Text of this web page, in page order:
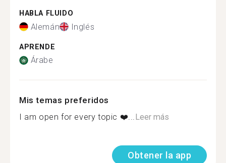
HABLA FLUIDO
Alemán Inglés
APRENDE
Árabe
Mis temas preferidos
I am open for every topic ❤️...Leer más
Obtener la app